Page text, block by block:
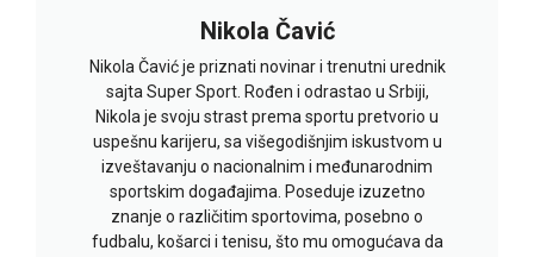
Nikola Čavić
Nikola Čavić je priznati novinar i trenutni urednik
sajta Super Sport. Rođen i odrastao u Srbiji,
Nikola je svoju strast prema sportu pretvorio u
uspešnu karijeru, sa višegodišnjim iskustvom u
izveštavanju o nacionalnim i međunarodnim
sportskim događajima. Poseduje izuzetno
znanje o različitim sportovima, posebno o
fudbalu, košarci i tenisu, što mu omogućava da